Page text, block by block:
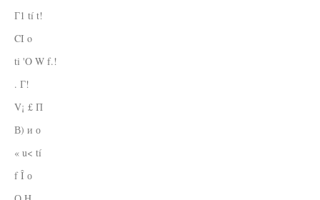
Г1 tí t!
CI o
ti 'O W f.!
. Г!
V¡ £ П
В) и о
« u< tí
f Î о